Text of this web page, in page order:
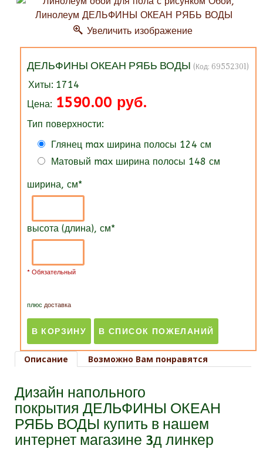
Увеличить изображение
ДЕЛЬФИНЫ ОКЕАН РЯБЬ ВОДЫ (Код: 69552301)
Хиты: 1714
Цена: 1590.00 руб.
Тип поверхности:
Глянец max ширина полосы 124 см
Матовый max ширина полосы 148 см
ширина, см*
высота (длина), см*
* Обязательный
плюс доставка
Описание Возможно Вам понравятся
Дизайн напольного
покрытия ДЕЛЬФИНЫ ОКЕАН
РЯБЬ ВОДЫ купить в нашем
интернет магазине 3д линкер